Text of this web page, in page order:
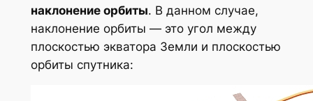
наклонение орбиты. В данном случае,
наклонение орбиты — это угол между
плоскостью экватора Земли и плоскостью
орбиты спутника: